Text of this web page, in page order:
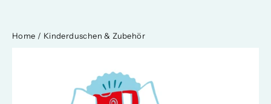
Home / Kinderduschen & Zubehör